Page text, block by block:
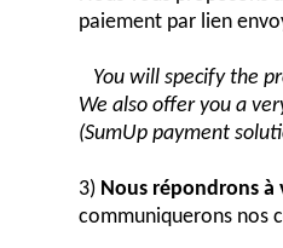
paiement par lien
You will specify the
We also offer you a
(SumUp payment
3) Nous répondrons
communiquerons nos